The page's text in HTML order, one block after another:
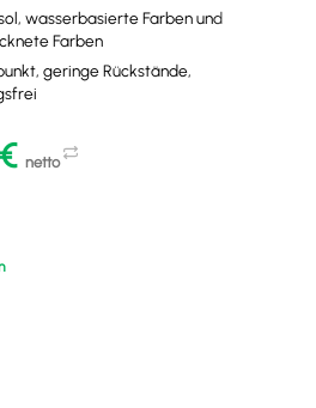
wasserbasierte Farben und
Farben
geringe Rückstände,
€ netto